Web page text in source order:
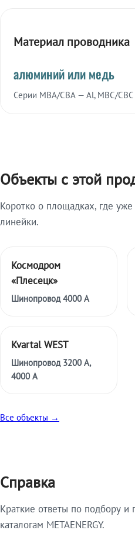
Материал проводника
алюминий или медь
Серии МВА/СВА — Al, МВС/СВС
Объекты с этой
Коротко о площадках, где
линейки.
Космодром
«Плесецк»
Шинопровод 4000 А
Kvartal WEST
Шинопровод 3200 А,
4000 А
Все объекты →
Справка
Краткие ответы по подбору
каталогам METAENERGY.